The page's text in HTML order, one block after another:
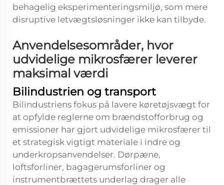
behagelig eksperimenteringsmiljø, som mere
disruptive letvægtsløsninger ikke kan tilbyde.
Anvendelsesområder, hvor
udvidelige mikrosfærer leverer
maksimal værdi
Bilindustrien og transport
Bilindustriens fokus på lavere køretøjsvægt for
at opfylde reglerne om brændstofforbrug og
emissioner har gjort udvidelige mikrosfærer til
et strategisk vigtigt materiale i indre og
underkropsanvendelser. Dørpæne,
loftsforliner, bagagerumsforliner og
instrumentbrættets underlag drager alle